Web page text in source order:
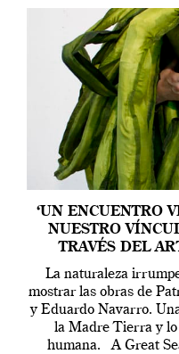
‘UN ENCUENTRO
NUESTRO
TRAVÉS DEL
La naturaleza
mostrar las obras de
y Eduardo Navarro.
la Madre Tierra y lo
humana. A Great